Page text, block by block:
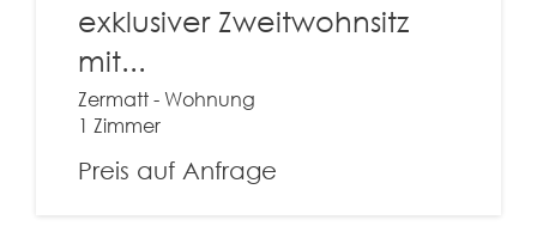
exklusiver Zweitwohnsitz
mit...
Zermatt - Wohnung
1 Zimmer
Preis auf Anfrage